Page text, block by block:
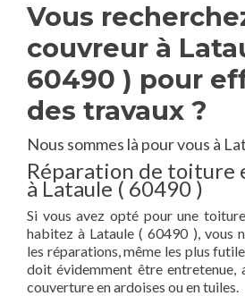
Vous
couvreur à
60490 ) pour
des travaux ?
Nous sommes là pour vous à
Réparation de toiture
à Lataule ( 60490 )
Si vous avez opté pour une
habitez à Lataule ( 60490 ), vous
les réparations, même les plus
doit évidemment être entretenue,
couverture en ardoises ou en tuiles.